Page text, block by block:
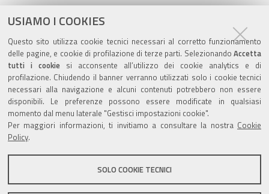
USIAMO I COOKIES
Questo sito utilizza cookie tecnici necessari al corretto funzionamento
delle pagine, e cookie di profilazione di terze parti. Selezionando Accetta
tutti i cookiesi acconsente all’utilizzo dei cookie analytics e di
profilazione. Chiudendo il banner verranno utilizzati solo i cookie tecnici
necessari alla navigazione e alcuni contenuti potrebbero non essere
disponibili. Le preferenze possono essere modificate in qualsiasi
momento dal menu laterale "Gestisci impostazioni cookie".
Per maggiori informazioni, ti invitiamo a consultare la nostra Cookie
Policy.
SOLO COOKIE TECNICI
Azioni
sul
documento
ultima modifica 20/01/2020
Valuta questo sito